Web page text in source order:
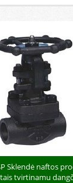
Sklendė naftos
tvirtinamu